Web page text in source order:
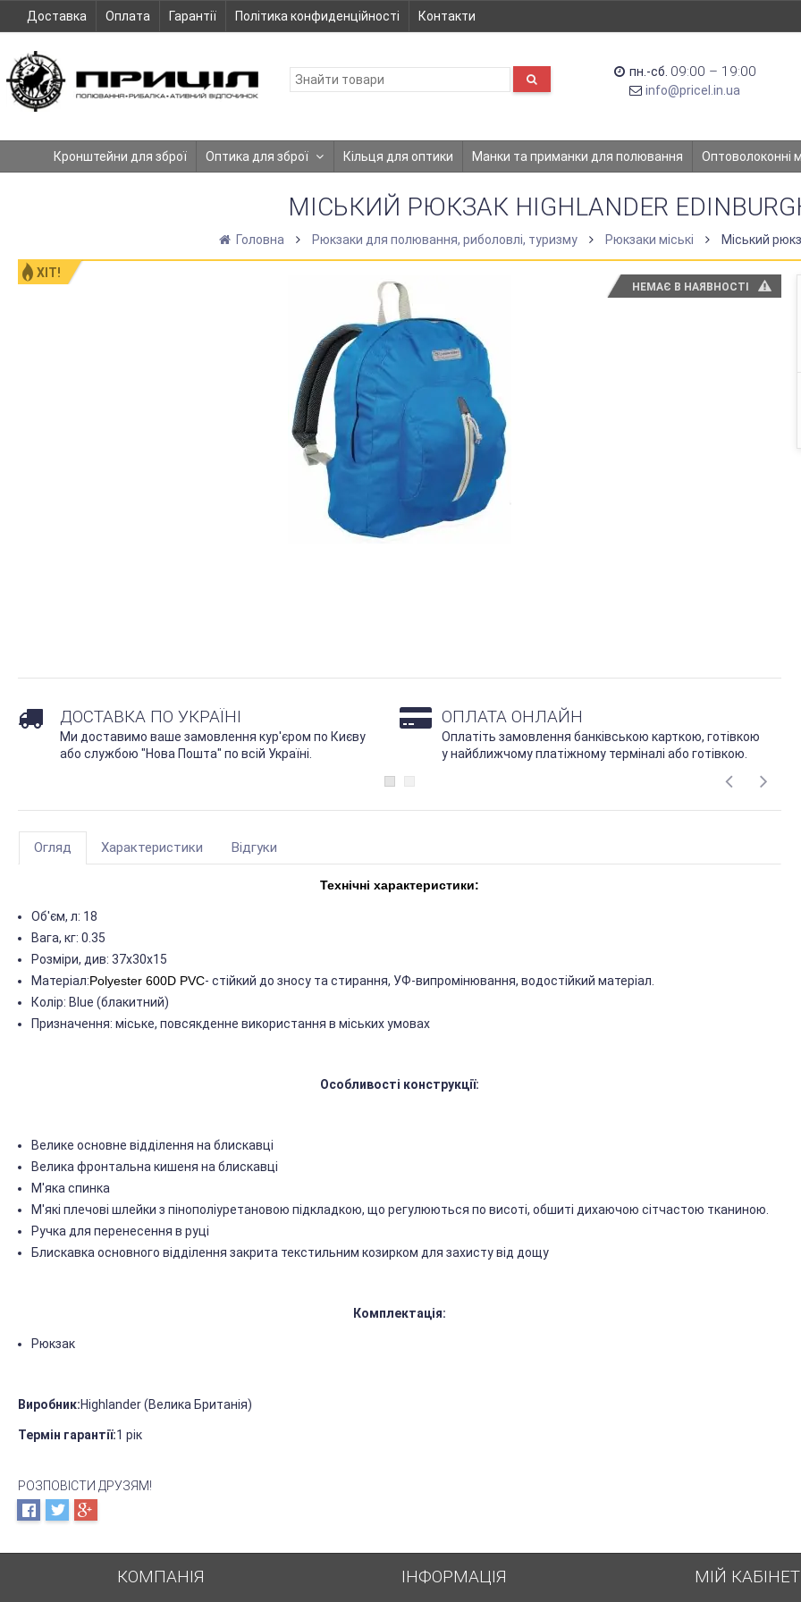
Доставка Оплата Гарантії Політика конфиденційності Контакти
пн.-сб. 09:00 – 19:00
info@pricel.in.ua
Кронштейни для зброї Оптика для зброї Кільця для оптики Манки та приманки для полювання Оптоволоконні
МІСЬКИЙ РЮКЗАК HIGHLANDER
Головна Рюкзаки для полювання, риболовлі, туризму Рюкзаки міські Міський
ХІТ!
НЕМАЄ В НАЯВНОСТІ
ДОСТАВКА ПО УКРАЇНІ
Ми доставимо ваше замовлення кур'єром по Києву
або службою "Нова Пошта" по всій Україні.
ОПЛАТА ОНЛАЙН
Оплатіть замовлення банківською карткою, готівкою
у найближчому платіжному терміналі або готівкою.
Огляд Характеристики Відгуки
Технічні характеристики:
Об'єм, л: 18
Вага, кг: 0.35
Розміри, див: 37х30х15
Матеріал:Polyester 600D PVC- стійкий до зносу та стирання, УФ-випромінювання, водостійкий матеріал.
Колір: Blue (блакитний)
Призначення: міське, повсякденне використання в міських умовах
Особливості конструкції:
Велике основне відділення на блискавці
Велика фронтальна кишеня на блискавці
М'яка спинка
М'які плечові шлейки з пінополіуретановою підкладкою, що регулюються по висоті, обшиті дихаючою сітчастою тканиною.
Ручка для перенесення в руці
Блискавка основного відділення закрита текстильним козирком для захисту від дощу
Комплектація:
Рюкзак
Виробник:Highlander (Велика Британія)
Термін гарантії:1 рік
РОЗПОВІСТИ ДРУЗЯМ!
КОМПАНІЯ ІНФОРМАЦІЯ МІЙ КАБІНЕТ